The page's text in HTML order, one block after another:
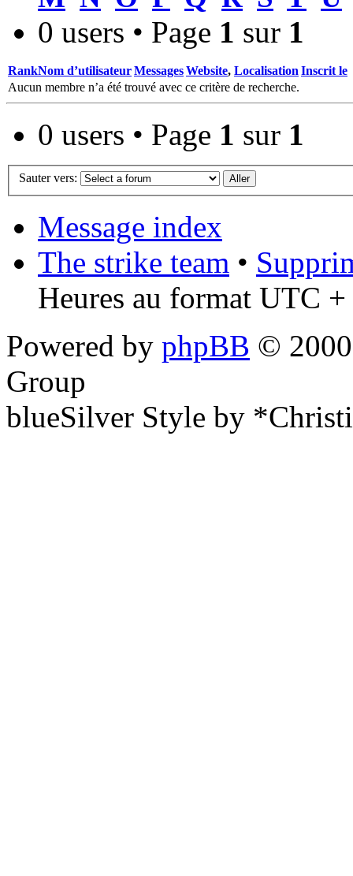
0 users • Page 1 sur 1
RankNom d’utilisateurMessagesWebsite, Localisation Inscrit le
Aucun membre n’a été trouvé avec ce critère de recherche.
0 users • Page 1 sur 1
Sauter vers:
Message index
The strike team •
Heures au format UTC
Powered by phpBB ©
Group
blueSilver Style by